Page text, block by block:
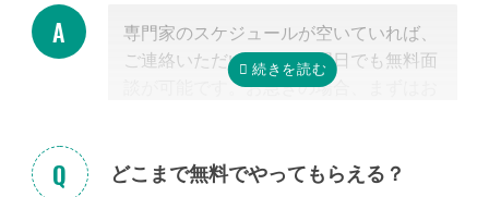
専門家のスケジュールが空いていれば、
ご連絡いただいた当日や翌日でも無料面
談が可能です。お急ぎの場合、まずはお
どこまで無料でやってもらえる？